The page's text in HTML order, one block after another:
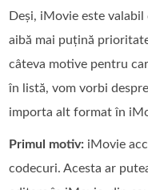
Deși, iMovie este
aibă mai puțină
câteva motive pentru
în listă, vom vorbi
importa alt format în
Primul motiv: iMovie
codecuri. Acesta ar